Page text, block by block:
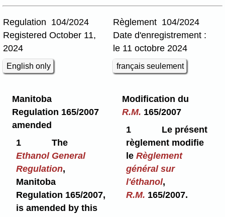
Regulation 104/2024
Registered October 11,
2024
English only
Règlement 104/2024
Date d'enregistrement :
le 11 octobre 2024
français seulement
Manitoba
Regulation 165/2007
amended
1
The
Ethanol General
Regulation,
Manitoba
Regulation 165/2007,
is amended by this
Modification du
R.M. 165/2007
1
Le présent
règlement modifie
leRèglement
général sur
l'éthanol,
R.M. 165/2007.